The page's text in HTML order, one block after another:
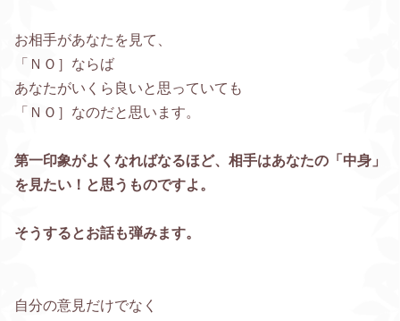
お相手があなたを見て、
「ＮＯ］ならば
あなたがいくら良いと思っていても
「ＮＯ］なのだと思います。
第一印象がよくなればなるほど、相手はあなたの「中身」
を見たい！と思うものですよ。
そうするとお話も弾みます。
自分の意見だけでなく